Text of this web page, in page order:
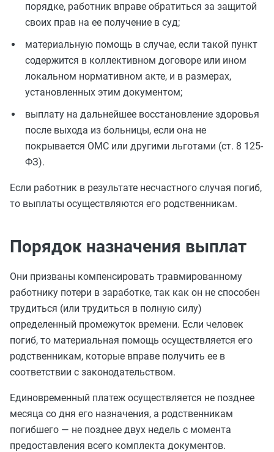
порядке, работник вправе обратиться за защитой
своих прав на ее получение в суд;
материальную помощь в случае, если такой пункт
содержится в коллективном договоре или ином
локальном нормативном акте, и в размерах,
установленных этим документом;
выплату на дальнейшее восстановление здоровья
после выхода из больницы, если она не
покрывается ОМС или другими льготами (ст. 8 125-
ФЗ).
Если работник в результате несчастного случая погиб,
то выплаты осуществляются его родственникам.
Порядок назначения выплат
Они призваны компенсировать травмированному
работнику потери в заработке, так как он не способен
трудиться (или трудиться в полную силу)
определенный промежуток времени. Если человек
погиб, то материальная помощь осуществляется его
родственникам, которые вправе получить ее в
соответствии с законодательством.
Единовременный платеж осуществляется не позднее
месяца со дня его назначения, а родственникам
погибшего — не позднее двух недель с момента
предоставления всего комплекта документов.